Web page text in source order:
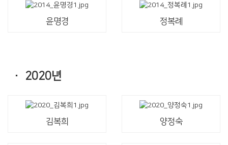
윤명경 정복례
· 2020년
김복희 양정숙